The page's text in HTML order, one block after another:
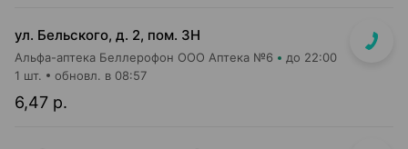
ул. Бельского, д. 2, пом. 3Н
Альфа-аптека Беллерофон ООО Аптека №6 до 22:00
6,47 р.
1 шт. обновл. в 08:57